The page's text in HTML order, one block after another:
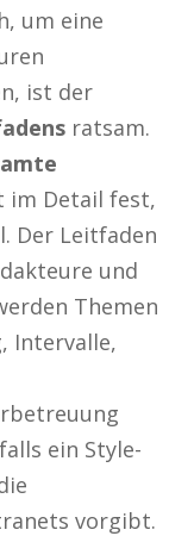
um eine
ist der
ratsam.
im Detail fest,
Der Leitfaden
und
Themen
Intervalle,
ein Style-
vorgibt.